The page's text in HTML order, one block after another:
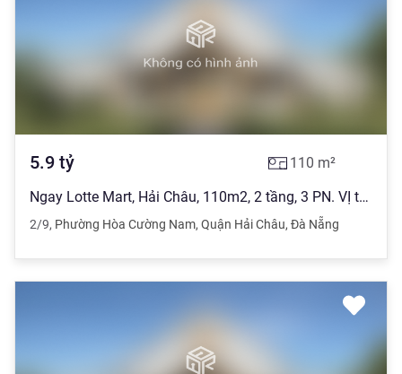
5.9 tỷ 110 m²
Ngay Lotte Mart, Hải Châu, 110m2, 2 tầng, 3 PN. VỊ trí đẹp,giá 5.X tỷ.
2/9, Phường Hòa Cường Nam, Quận Hải Châu, Đà Nẵng